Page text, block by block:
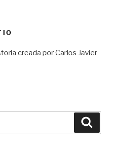
creada por Carlos Javier